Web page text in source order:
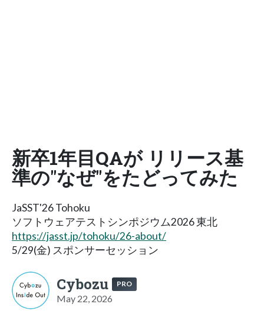
新卒1年目QAが リリース基
準の"なぜ"をたどってみた
JaSST'26 Tohoku
ソフトウェアテストシンポジウム2026 東北
https://jasst.jp/tohoku/26-about/
5/29(金) スポンサーセッション
Cybozu PRO
May 22, 2026